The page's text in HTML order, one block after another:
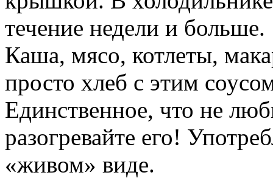
течение недели и больше.
Каша, мясо, котлеты,
просто хлеб с этим
Единственное, что не
разогревайте его!
«живом» виде.